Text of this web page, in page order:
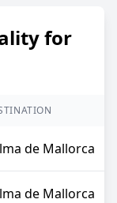
for
de Mallorca
de Mallorca